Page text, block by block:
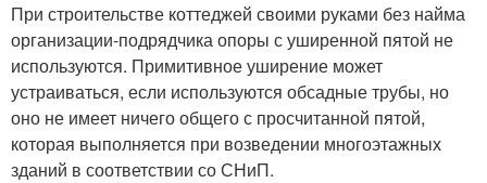
При строительстве коттеджей своими руками без найма
организации-подрядчика опоры с уширенной пятой не
используются. Примитивное уширение может
устраиваться, если используются обсадные трубы, но
оно не имеет ничего общего с просчитанной пятой,
которая выполняется при возведении многоэтажных
зданий в соответствии со СНиП.